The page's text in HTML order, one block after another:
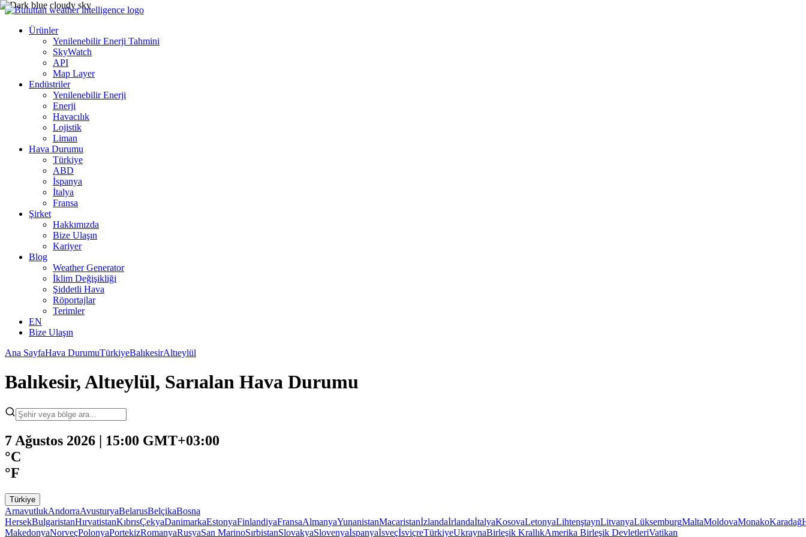
Ürünler
Yenilenebilir Enerji Tahmini
SkyWatch
API
Map Layer
Endüstriler
Yenilenebilir Enerji
Enerji
Havacılık
Lojistik
Liman
Hava Durumu
Türkiye
ABD
İspanya
İtalya
Fransa
Şirket
Hakkımızda
Bize Ulaşın
Kariyer
Blog
Weather Generator
İklim Değişikliği
Şiddetli Hava
Röportajlar
Terimler
EN
Bize Ulaşın
Ana SayfaHava DurumuTürkiyeBalıkesirAltıeylül
Balıkesir, Altıeylül, Sarıalan Hava Durumu
7 Ağustos 2026 | 15:00 GMT+03:00
°C
°F
Türkiye
ArnavutlukAndorraAvusturyaBelarusBelçikaBosna
HersekBulgaristanHırvatistanKıbrısÇekyaDanimarkaEstonyaFinlandiyaFransaAlmanyaYunanistanMacaristanİzlandaİrlandaİtalyaKosovaLetonyaLihtenştaynLitvanyaLüksemburgMaltaMoldovaMonakoKaradağ
MakedonyaNorveçPolonyaPortekizRomanyaRusyaSan MarinoSırbistanSlovakyaSlovenyaİspanyaİsveçİsviçreTürkiyeUkraynaBirleşik KrallıkAmerika Birleşik DevletleriVatikan